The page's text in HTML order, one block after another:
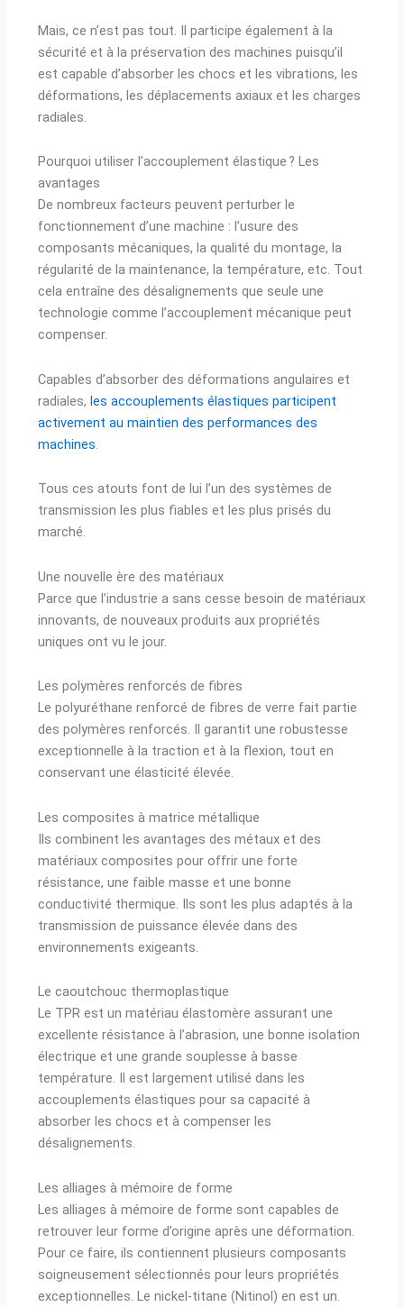
Mais, ce n’est pas tout. Il participe également à la
sécurité et à la préservation des machines puisqu’il
est capable d’absorber les chocs et les vibrations, les
déformations, les déplacements axiaux et les charges
radiales.
Pourquoi utiliser l’accouplement élastique ? Les
avantages
De nombreux facteurs peuvent perturber le
fonctionnement d’une machine : l’usure des
composants mécaniques, la qualité du montage, la
régularité de la maintenance, la température, etc. Tout
cela entraîne des désalignements que seule une
technologie comme l’accouplement mécanique peut
compenser.
Capables d’absorber des déformations angulaires et
radiales,les accouplements élastiques participent
activement au maintien des performances des
machines.
Tous ces atouts font de lui l’un des systèmes de
transmission les plus fiables et les plus prisés du
marché.
Une nouvelle ère des matériaux
Parce que l’industrie a sans cesse besoin de matériaux
innovants, de nouveaux produits aux propriétés
uniques ont vu le jour.
Les polymères renforcés de fibres
Le polyuréthane renforcé de fibres de verre fait partie
des polymères renforcés. Il garantit une robustesse
exceptionnelle à la traction et à la flexion, tout en
conservant une élasticité élevée.
Les composites à matrice métallique
Ils combinent les avantages des métaux et des
matériaux composites pour offrir une forte
résistance, une faible masse et une bonne
conductivité thermique. Ils sont les plus adaptés à la
transmission de puissance élevée dans des
environnements exigeants.
Le caoutchouc thermoplastique
Le TPR est un matériau élastomère assurant une
excellente résistance à l’abrasion, une bonne isolation
électrique et une grande souplesse à basse
température. Il est largement utilisé dans les
accouplements élastiques pour sa capacité à
absorber les chocs et à compenser les
désalignements.
Les alliages à mémoire de forme
Les alliages à mémoire de forme sont capables de
retrouver leur forme d’origine après une déformation.
Pour ce faire, ils contiennent plusieurs composants
soigneusement sélectionnés pour leurs propriétés
exceptionnelles. Le nickel-titane (Nitinol) en est un.